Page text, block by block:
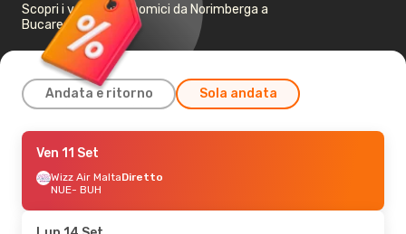
Scopri i voli più economici da Norimberga a
Bucarest
Andata e ritorno Sola andata
Ven 21 Ago
Wizz Air MaltaDiretto
NUE- BUH
BUH- NUE
Ven 11 Set
Wizz Air MaltaDiretto
NUE- BUH